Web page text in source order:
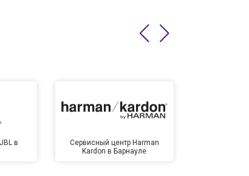
в
Сервисный центр Harman
Kardon в Барнауле